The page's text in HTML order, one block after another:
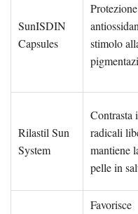
SunISDIN
Capsules
Protezione
stimolo
Rilastil Sun
System
Contrasta i
radicali
mantiene
pelle in
Favorisce